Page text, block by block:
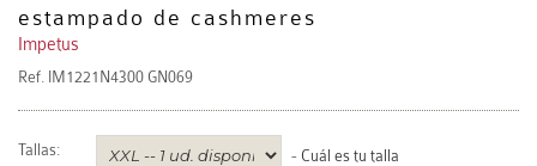
estampado de cashmeres
Impetus
Ref. IM1221N4300 GN069
Tallas: - Cuál es tu talla